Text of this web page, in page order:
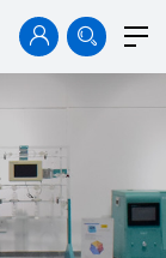
案例中心